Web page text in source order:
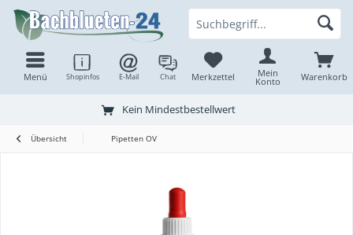
Kein Mindestbestellwert
Warenkorb
Shopinfos E-Mail Chat Merkzettel Mein
Konto
Menü
Übersicht Pipetten OV